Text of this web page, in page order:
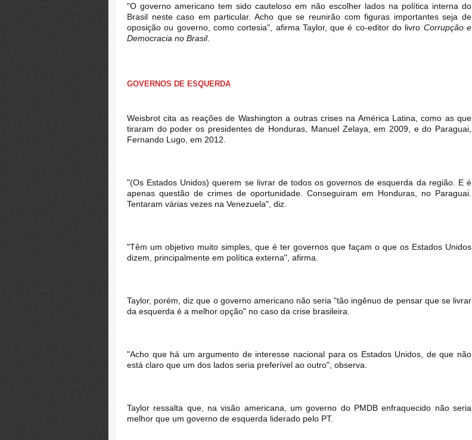
"O governo americano tem sido cauteloso em não escolher lados na política interna do
Brasil neste caso em particular. Acho que se reunirão com figuras importantes seja de
oposição ou governo, como cortesia", afirma Taylor, que é co-editor do livro Corrupção e
Democracia no Brasil.
GOVERNOS DE ESQUERDA
Weisbrot cita as reações de Washington a outras crises na América Latina, como as que
tiraram do poder os presidentes de Honduras, Manuel Zelaya, em 2009, e do Paraguai,
Fernando Lugo, em 2012.
"(Os Estados Unidos) querem se livrar de todos os governos de esquerda da região. E é
apenas questão de crimes de oportunidade. Conseguiram em Honduras, no Paraguai.
Tentaram várias vezes na Venezuela", diz.
"Têm um objetivo muito simples, que é ter governos que façam o que os Estados Unidos
dizem, principalmente em política externa", afirma.
Taylor, porém, diz que o governo americano não seria "tão ingênuo de pensar que se livrar
da esquerda é a melhor opção" no caso da crise brasileira.
"Acho que há um argumento de interesse nacional para os Estados Unidos, de que não
está claro que um dos lados seria preferível ao outro", observa.
Taylor ressalta que, na visão americana, um governo do PMDB enfraquecido não seria
melhor que um governo de esquerda liderado pelo PT.